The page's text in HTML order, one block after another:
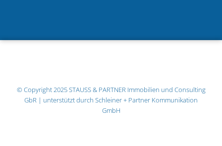
© Copyright 2025STAUSS & PARTNER Immobilien und Consulting
GbR | unterstützt durch Schleiner + Partner Kommunikation
GmbH